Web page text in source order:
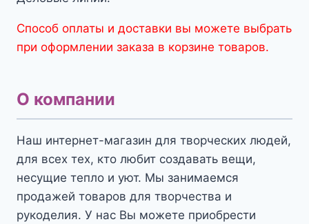
Способ оплаты и доставки вы можете выбрать
при оформлении заказа в корзине товаров.
О компании
Наш интернет-магазин для творческих людей,
для всех тех, кто любит создавать вещи,
несущие тепло и уют. Мы занимаемся
продажей товаров для творчества и
рукоделия. У нас Вы можете приобрести